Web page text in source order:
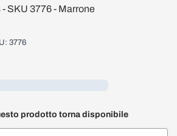
SKU 3776 - Marrone
3776
prodotto torna disponibile